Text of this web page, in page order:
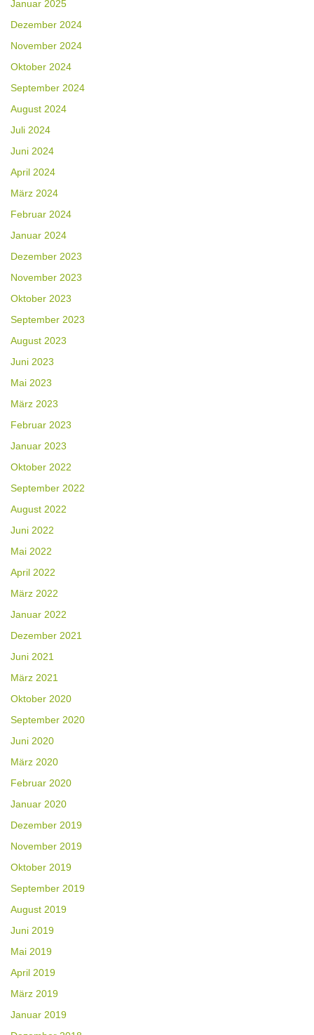
Januar 2025
Dezember 2024
November 2024
Oktober 2024
September 2024
August 2024
Juli 2024
Juni 2024
April 2024
März 2024
Februar 2024
Januar 2024
Dezember 2023
November 2023
Oktober 2023
September 2023
August 2023
Juni 2023
Mai 2023
März 2023
Februar 2023
Januar 2023
Oktober 2022
September 2022
August 2022
Juni 2022
Mai 2022
April 2022
März 2022
Januar 2022
Dezember 2021
Juni 2021
März 2021
Oktober 2020
September 2020
Juni 2020
März 2020
Februar 2020
Januar 2020
Dezember 2019
November 2019
Oktober 2019
September 2019
August 2019
Juni 2019
Mai 2019
April 2019
März 2019
Januar 2019